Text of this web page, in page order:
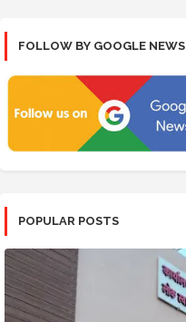
FOLLOW BY GOOGLE NEWS
POPULAR POSTS